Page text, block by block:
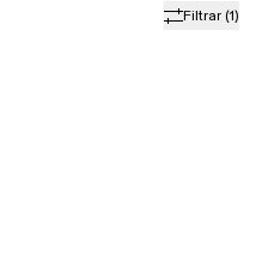
Filtrar (1)